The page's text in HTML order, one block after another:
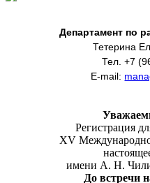
Департамент по
Тетерина
Тел. +7
E-mail:
Регистрация
XV
имени А. Н.
До встречи